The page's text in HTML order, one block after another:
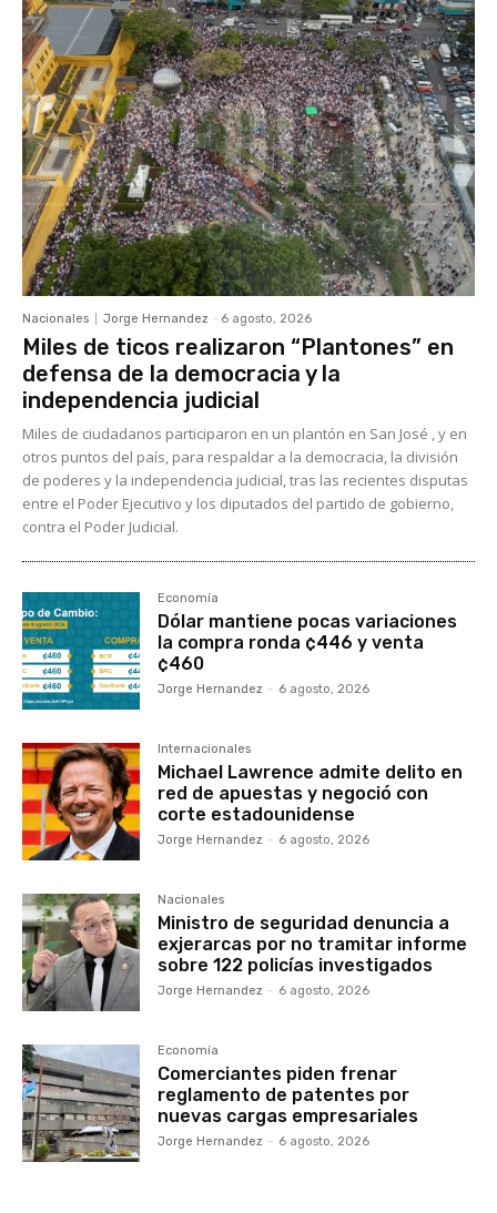
Nacionales Jorge Hernandez - 6 agosto, 2026
Miles de ticos realizaron “Plantones” en
defensa de la democracia y la
independencia judicial
Miles de ciudadanos participaron en un plantón en San José , y en
otros puntos del país, para respaldar a la democracia, la división
de poderes y la independencia judicial, tras las recientes disputas
entre el Poder Ejecutivo y los diputados del partido de gobierno,
contra el Poder Judicial.
Economía
Dólar mantiene pocas variaciones
la compra ronda ¢446 y venta
¢460
Jorge Hernandez - 6 agosto, 2026
Internacionales
Michael Lawrence admite delito en
red de apuestas y negoció con
corte estadounidense
Jorge Hernandez - 6 agosto, 2026
Nacionales
Ministro de seguridad denuncia a
exjerarcas por no tramitar informe
sobre 122 policías investigados
Jorge Hernandez - 6 agosto, 2026
Economía
Comerciantes piden frenar
reglamento de patentes por
nuevas cargas empresariales
Jorge Hernandez - 6 agosto, 2026